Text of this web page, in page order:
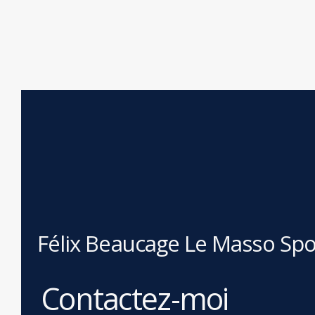
Félix Beaucage Le Masso
Contactez-moi